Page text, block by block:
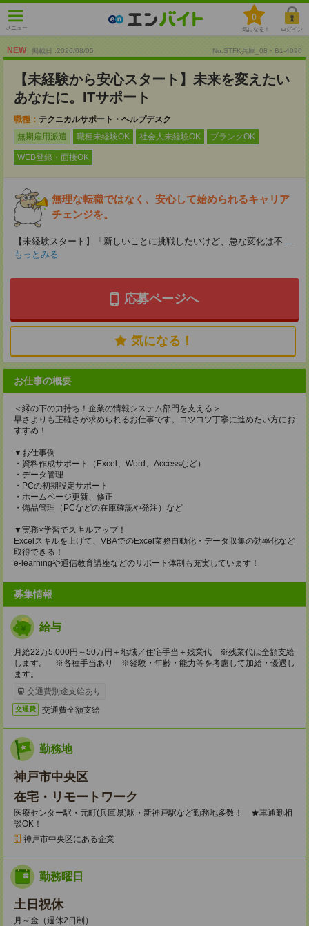
メニュー
0
気になる！ ログイン
NEW 掲載日 :2026/08/05 No.STFK兵庫_08・B1-4090
【未経験から安心スタート】未来を変えたい
あなたに。ITサポート
職種： テクニカルサポート・ヘルプデスク
無期雇用派遣
職種未経験OK 社会人未経験OK ブランクOK
WEB登録・面接OK
無理な転職ではなく、安心して始められるキャリア
チェンジを。
【未経験スタート】「新しいことに挑戦したいけど、急な変化は不 ...
もっとみる
応募ページへ
気になる！
お仕事の概要
＜縁の下の力持ち！企業の情報システム部門を支える＞
早さよりも正確さが求められるお仕事です。コツコツ丁寧に進めたい方にお
すすめ！
▼お仕事例
・資料作成サポート（Excel、Word、Accessなど）
・データ管理
・PCの初期設定サポート
・ホームページ更新、修正
・備品管理（PCなどの在庫確認や発注）など
▼実務×学習でスキルアップ！
Excelスキルを上げて、VBAでのExcel業務自動化・データ収集の効率化など
取得できる！
e-learningや通信教育講座などのサポート体制も充実しています！
募集情報
給与
月給22万5,000円～50万円＋地域／住宅手当＋残業代 ※残業代は全額支給
します。 ※各種手当あり ※経験・年齢・能力等を考慮して加給・優遇し
ます。
交通費別途支給あり
交通費 交通費全額支給
勤務地
神戸市中央区
在宅・リモートワーク
医療センター駅・元町(兵庫県)駅・新神戸駅など勤務地多数！ ★車通勤相
談OK！
神戸市中央区にある企業
勤務曜日
土日祝休
月～金（週休2日制）